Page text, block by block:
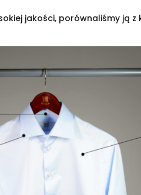
jakości, porównaliśmy ją